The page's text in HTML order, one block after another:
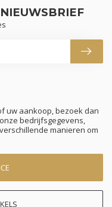
uw aankoop, bezoek dan
bedrijfsgegevens,
manieren om